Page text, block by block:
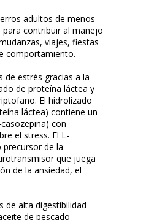
adultos de menos
contribuir al manejo
viajes, fiestas
comportamiento.
de estrés gracias a la
de proteína láctea y
El hidrolizado
láctea) contiene un
con
el stress. El L-
de la
que juega
de la ansiedad, el
de alta digestibilidad
de pescado